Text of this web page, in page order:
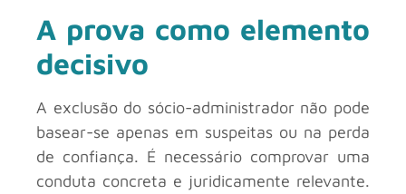
A prova como elemento
decisivo
A exclusão do sócio-administrador não pode
basear-se apenas em suspeitas ou na perda
de confiança. É necessário comprovar uma
conduta concreta e juridicamente relevante.